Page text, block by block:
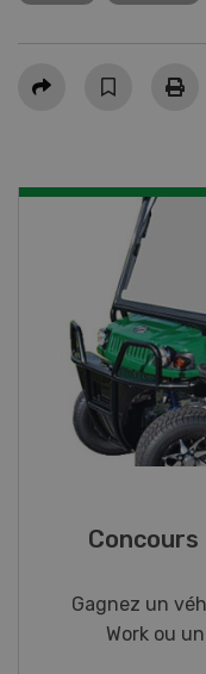
Partager
Photo
Gagnez l’un